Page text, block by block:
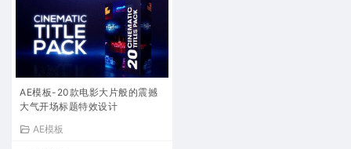
AE模板-20款电影大片般的震撼
大气开场标题特效设计
AE模板